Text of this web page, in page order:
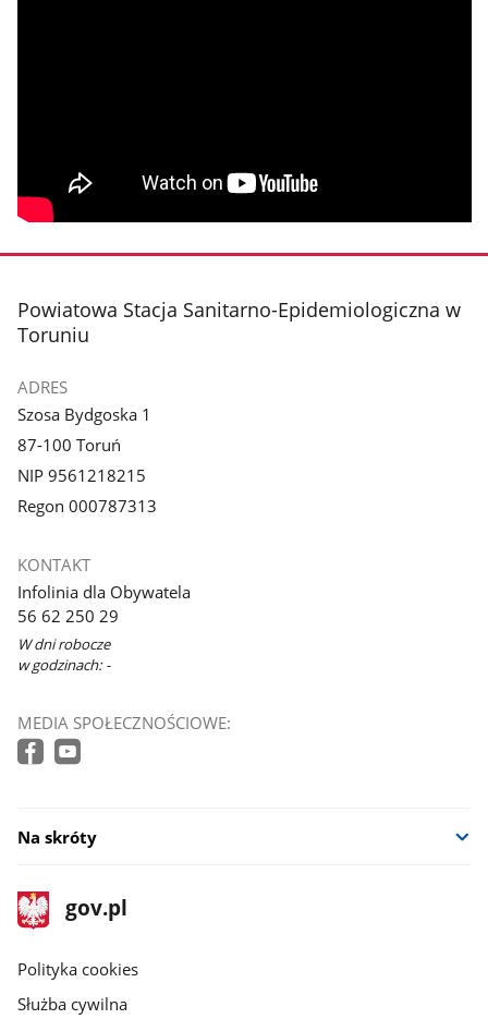
stopka
Powiatowa Stacja Sanitarno-Epidemiologiczna w
Toruniu
ADRES
Szosa Bydgoska 1
87-100 Toruń
NIP 9561218215
Regon 000787313
KONTAKT
Infolinia dla Obywatela
56 62 250 29
W dni robocze
w godzinach: -
MEDIA SPOŁECZNOŚCIOWE:
Na skróty
stopka
gov.pl
Strona
gov.pl
gov.pl
Polityka cookies
Służba cywilna